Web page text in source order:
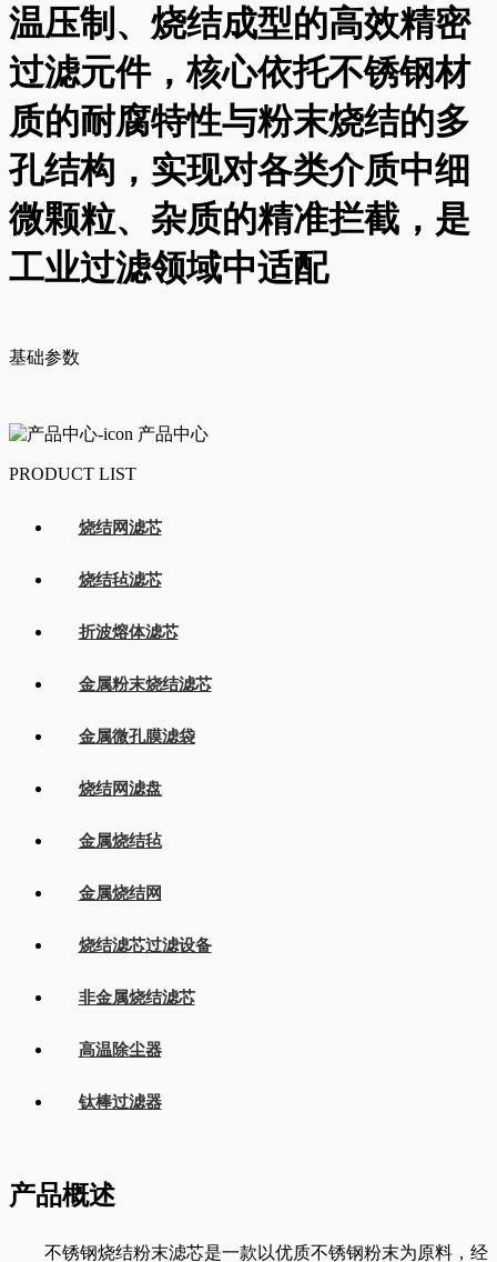
温压制、烧结成型的高效精密
过滤元件，核心依托不锈钢材
质的耐腐特性与粉末烧结的多
孔结构，实现对各类介质中细
微颗粒、杂质的精准拦截，是
工业过滤领域中适配
基础参数
产品中心
PRODUCT LIST
烧结网滤芯
烧结毡滤芯
折波熔体滤芯
金属粉末烧结滤芯
金属微孔膜滤袋
烧结网滤盘
金属烧结毡
金属烧结网
烧结滤芯过滤设备
非金属烧结滤芯
高温除尘器
钛棒过滤器
产品概述
不锈钢烧结粉末滤芯是一款以优质不锈钢粉末为原料，经